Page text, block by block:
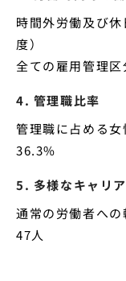
時間外労働及び
度）
全ての雇用管理
4. 管理職比率
管理職に占める女
36.3%
5. 多様なキャリ
通常の労働者への
47人